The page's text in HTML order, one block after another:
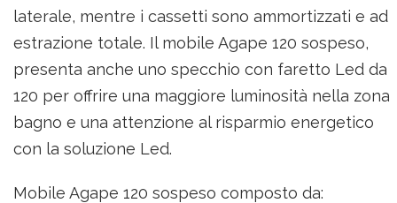
laterale, mentre i cassetti sono ammortizzati e ad
estrazione totale. Il mobile Agape 120 sospeso,
presenta anche uno specchio con faretto Led da
120 per offrire una maggiore luminosità nella zona
bagno e una attenzione al risparmio energetico
con la soluzione Led.
Mobile Agape 120 sospeso composto da: